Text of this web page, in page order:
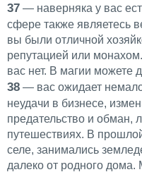
37 — наверняка у вас
сфере также являетесь
вы были отличной
репутацией или
вас нет. В магии можете
38 — вас ожидает
неудачи в бизнесе,
предательство и обман,
путешествиях. В
селе, занимались
далеко от родного дома.